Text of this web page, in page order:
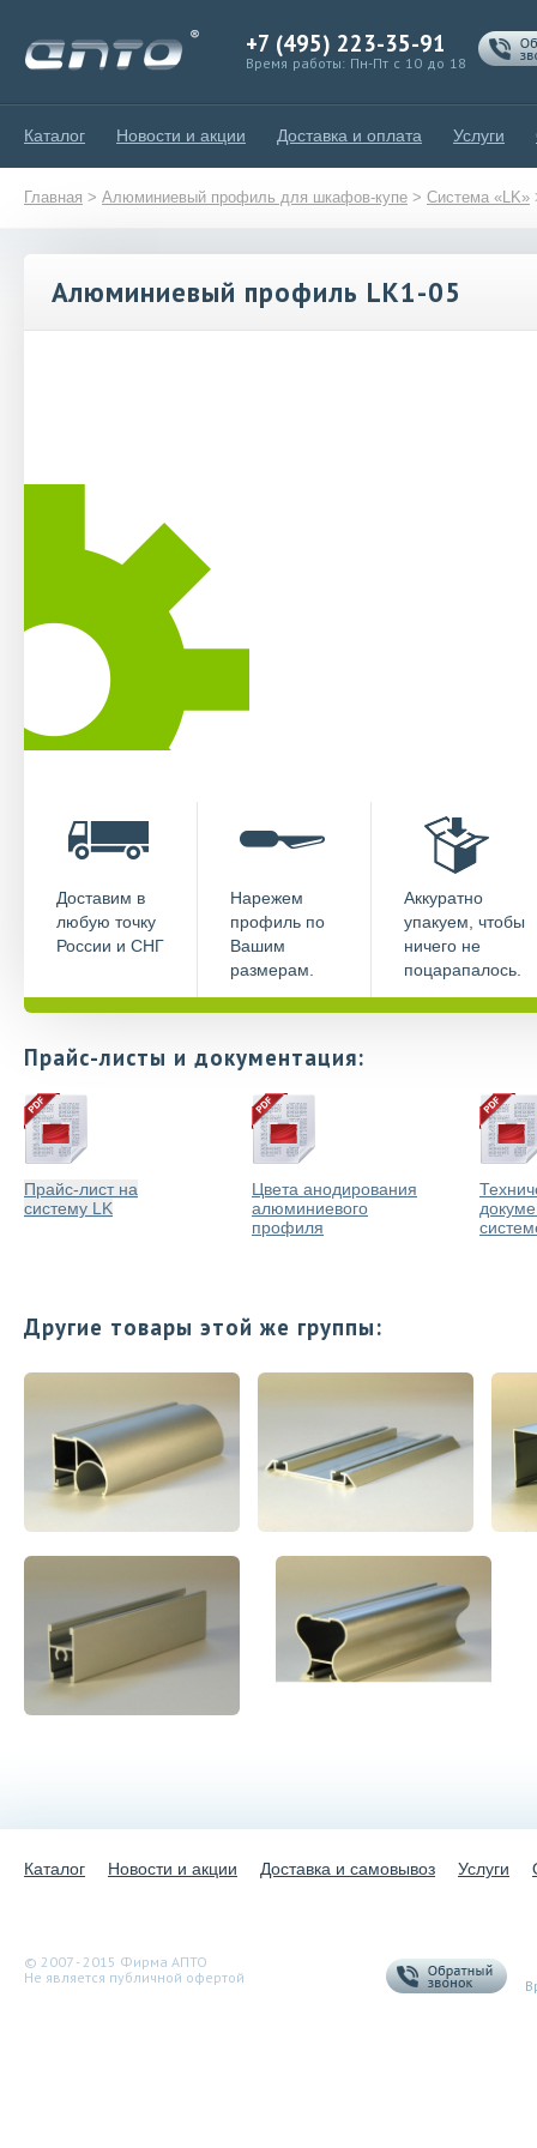
+7 (495) 223-35-91
Время работы: Пн-Пт с 10 до 18
Каталог Новости и акции Доставка и оплата Услуги
Главная > Алюминиевый профиль для шкафов-купе > Система «LK»
Алюминиевый профиль LK1-05
Доставим в
любую точку
России и СНГ
Нарежем
профиль по
Вашим
размерам.
Аккуратно
упакуем, чтобы
ничего не
поцарапалось.
Прайс-листы и документация:
Прайс-лист на
систему LK
Цвета анодирования
алюминиевого
профиля
Другие товары этой же группы:
Каталог Новости и акции Доставка и самовывоз Услуги
© 2007 - 2015 Фирма АПТО
Не является публичной офертой